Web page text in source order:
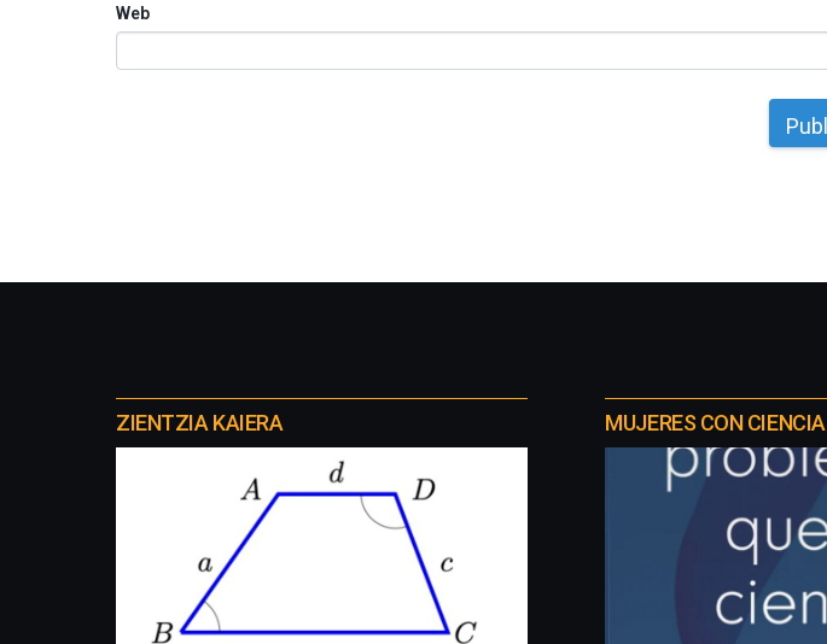
Web
proyectos
ZIENTZIA KAIERA MUJERES CON CIENCIA